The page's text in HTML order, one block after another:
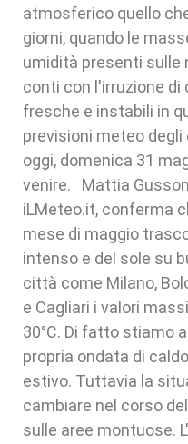
atmosferico quello
giorni, quando le
umidità presenti sulle
conti con l'irruzione
fresche e instabili in
previsioni meteo
oggi, domenica 31
venire. Mattia
iLMeteo.it, conferma
mese di maggio
intenso e del sole su
città come Milano,
e Cagliari i valori
30°C. Di fatto stiamo
propria ondata di
estivo. Tuttavia la
cambiare nel corso
sulle aree montuose.